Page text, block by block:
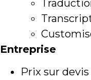
Entreprise
Prix sur devis